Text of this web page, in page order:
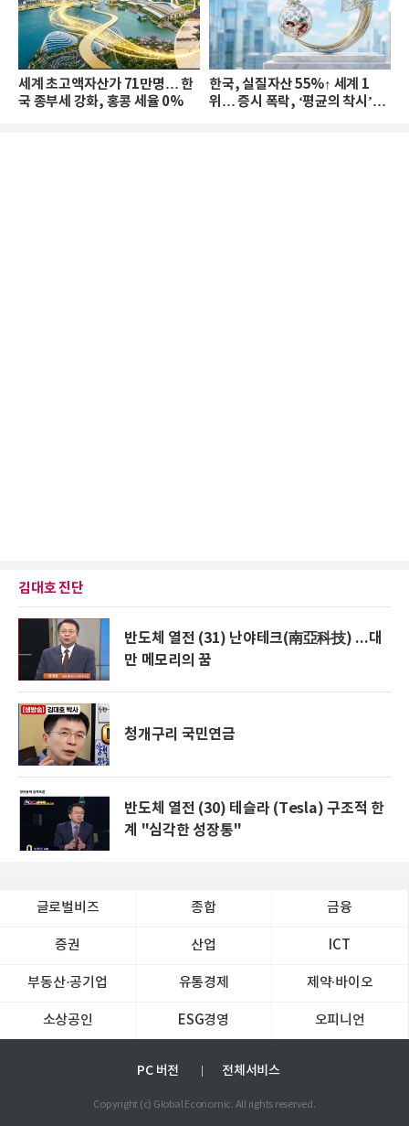
세계 초고액자산가 71만명… 한
국 종부세 강화, 홍콩 세율 0%
한국, 실질자산 55%↑ 세계 1
위… 증시 폭락, ‘평균의 착시’와
김대호 진단
반도체 열전 (31) 난야테크(南亞科技) ...대
만 메모리의 꿈
청개구리 국민연금
반도체 열전 (30) 테슬라 (Tesla) 구조적 한
계 "심각한 성장통"
글로벌비즈 종합 금융
증권 산업 ICT
부동산·공기업 유통경제 제약∙바이오
소상공인 ESG경영 오피니언
PC 버전 전체서비스
Copyright (c) Global Economic. All rights reserved.